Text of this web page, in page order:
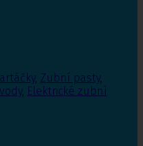
, Zubní pasty,
, Elektrické zubní